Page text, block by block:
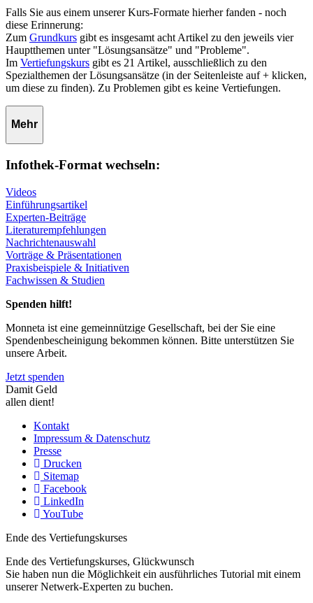
Falls Sie aus einem unserer Kurs-Formate hierher fanden - noch
diese Erinnerung:
Zum Grundkurs gibt es insgesamt acht Artikel zu den jeweils vier
Hauptthemen unter "Lösungsansätze" und "Probleme".
Im Vertiefungskurs gibt es 21 Artikel, ausschließlich zu den
Spezialthemen der Lösungsansätze (in der Seitenleiste auf + klicken,
um diese zu finden). Zu Problemen gibt es keine Vertiefungen.
Mehr
Infothek-Format wechseln:
Videos
Einführungsartikel
Experten-Beiträge
Literaturempfehlungen
Nachrichtenauswahl
Vorträge & Präsentationen
Praxisbeispiele & Initiativen
Fachwissen & Studien
Spenden hilft!
Monneta ist eine gemeinnützige Gesellschaft, bei der Sie eine
Spendenbescheinigung bekommen können. Bitte unterstützen Sie
unsere Arbeit.
Jetzt spenden
Damit Geld
allen dient!
Kontakt
Impressum & Datenschutz
Presse
Drucken
Sitemap
Facebook
LinkedIn
YouTube
Ende des Vertiefungskurses
Ende des Vertiefungskurses, Glückwunsch
Sie haben nun die Möglichkeit ein ausführliches Tutorial mit einem
unserer Netwerk-Experten zu buchen.